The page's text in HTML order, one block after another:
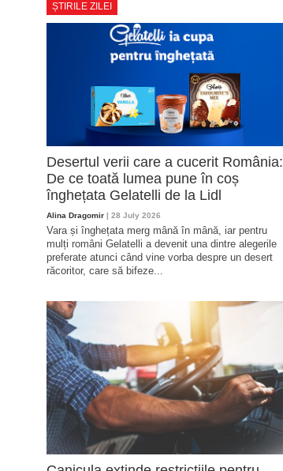
ȘTIRILE ZILEI
Desertul verii care a cucerit România:
De ce toată lumea pune în coș
înghețata Gelatelli de la Lidl
Alina Dragomir | 28 July 2026
Vara și înghețata merg mână în mână, iar pentru
mulți români Gelatelli a devenit una dintre alegerile
preferate atunci când vine vorba despre un desert
răcoritor, care să bifeze...